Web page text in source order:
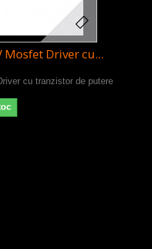
Mosfet Driver cu...
cu tranzistor de putere